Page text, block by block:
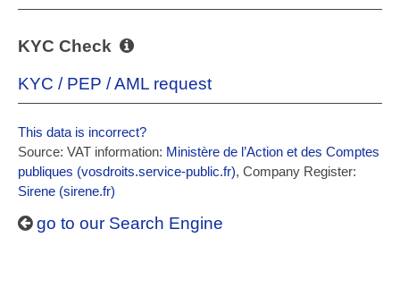
KYC Check
KYC / PEP / AML request
This data is incorrect?
Source: VAT information: Ministère de l’Action et des Comptes
publiques (vosdroits.service-public.fr), Company Register:
Sirene (sirene.fr)
go to our Search Engine